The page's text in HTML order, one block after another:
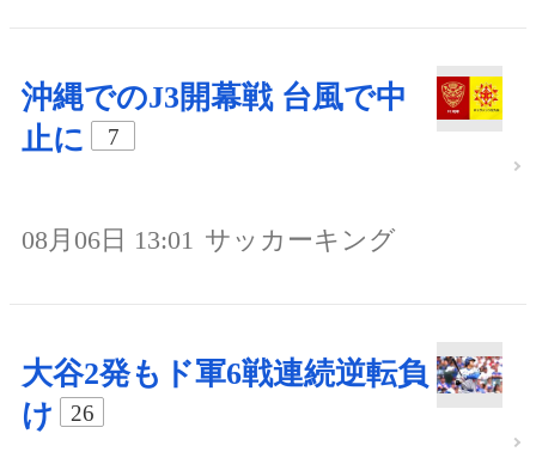
沖縄でのJ3開幕戦 台風で中
止に
7
08月06日 13:01 サッカーキング
大谷2発もド軍6戦連続逆転負
け
26